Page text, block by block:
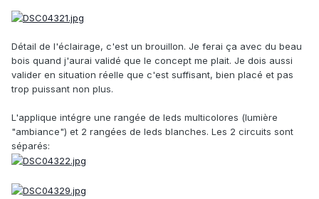
Détail de l'éclairage, c'est un brouillon. Je ferai ça avec du beau
bois quand j'aurai validé que le concept me plait. Je dois aussi
valider en situation réelle que c'est suffisant, bien placé et pas
trop puissant non plus.
L'applique intégre une rangée de leds multicolores (lumière
"ambiance") et 2 rangées de leds blanches. Les 2 circuits sont
séparés: